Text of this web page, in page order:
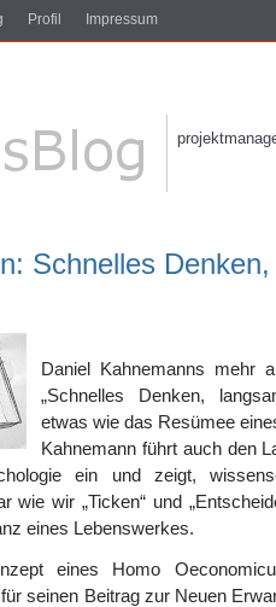
Profil Impressum
Schnelles
Daniel Kahnemanns mehr
„Schnelles Denken,
etwas wie das Resümee
Kahnemann führt auch den
ein und zeigt,
wie wir „Ticken“ und
eines Lebenswerkes.
eines Homo
seinen Beitrag zur Neuen